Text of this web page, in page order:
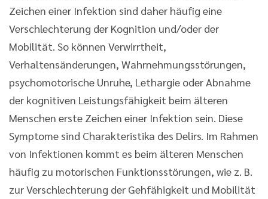
Zeichen einer Infektion sind daher häufig eine
Verschlechterung der Kognition und/oder der
Mobilität. So können Verwirrtheit,
Verhaltensänderungen, Wahrnehmungsstörungen,
psychomotorische Unruhe, Lethargie oder Abnahme
der kognitiven Leistungsfähigkeit beim älteren
Menschen erste Zeichen einer Infektion sein. Diese
Symptome sind Charakteristika des Delirs. Im Rahmen
von Infektionen kommt es beim älteren Menschen
häufig zu motorischen Funktionsstörungen, wie z. B.
zur Verschlechterung der Gehfähigkeit und Mobilität